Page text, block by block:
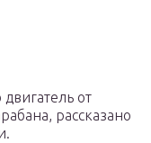
от
рассказано